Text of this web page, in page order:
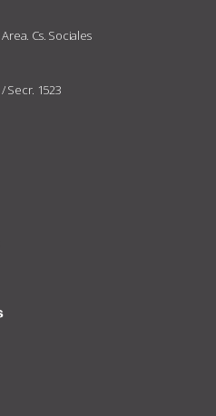
Cs. Sociales
Secr. 1523